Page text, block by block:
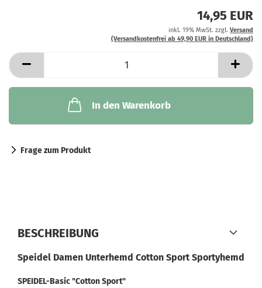
14,95 EUR
inkl. 19% MwSt. zzgl. Versand
(Versandkostenfrei ab 49,90 EUR in Deutschland)
In den Warenkorb
Frage zum Produkt
BESCHREIBUNG
Speidel Damen Unterhemd Cotton Sport Sportyhemd
SPEIDEL-Basic"Cotton Sport"